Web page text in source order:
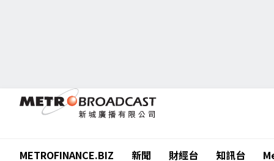
METROFINANCE.BIZ 新聞 財經台 知訊台